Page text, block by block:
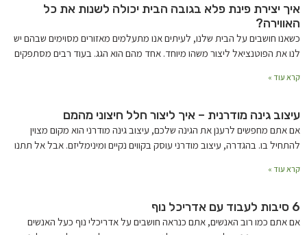
איך יצירת פינת פלא בגובה הבית יכולה לשנות את כל
האווירה?
כשאנו חושבים על הבית שלנו, לעיתים אנו מתעלמים מאזורים מסוימים שבהם יש
לנו את הפוטנציאל ליצור משהו מיוחד. אחד מהם הוא הגג. בעוד רבים מסתפקים
קרא עוד »
עיצוב גינה מודרנית – איך ליצור חלל חיצוני מהמם
אם אתם מחפשים לרענן את הגינה שלכם, עיצוב גינה מודרני הוא מקום מצוין
להתחיל בו. בהגדרה, עיצוב מודרני עוסק בקווים נקיים ומינימליזם. אבל אל תתנו
קרא עוד »
6 סיבות לעבוד עם אדריכל נוף
אם אתם כמו רוב האנשים, אתם כנראה חושבים על אדריכלי נוף כעל האנשים